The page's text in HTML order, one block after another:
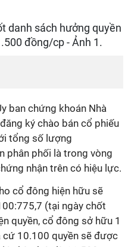
ban chứng khoán Nhà
ký chào bán cổ phiếu
tổng số lượng
phân phối là trong vòng
nhận trên có hiệu lực.
cổ đông hiện hữu sẽ
(tại ngày chốt
quyền, cổ đông sở hữu 1
cứ 10.100 quyền sẽ được